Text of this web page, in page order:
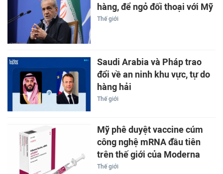
hàng, để ngỏ đối thoại với Mỹ
Thế giới
Saudi Arabia và Pháp trao
đổi về an ninh khu vực, tự do
hàng hải
Thế giới
Mỹ phê duyệt vaccine cúm
công nghệ mRNA đầu tiên
trên thế giới của Moderna
Thế giới